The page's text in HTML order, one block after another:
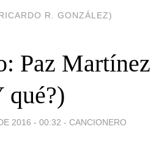
R. GONZÁLEZ)
Paz Martínez
qué?)
2016 - 00:32 - CANCIONERO